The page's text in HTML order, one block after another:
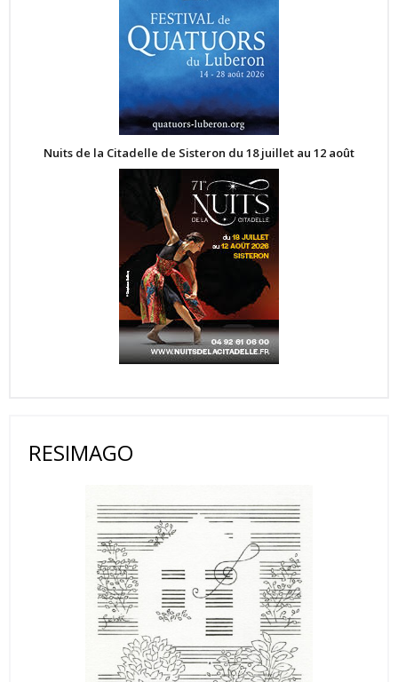
Nuits de la Citadelle de Sisteron du 18 juillet au 12 août
RESIMAGO